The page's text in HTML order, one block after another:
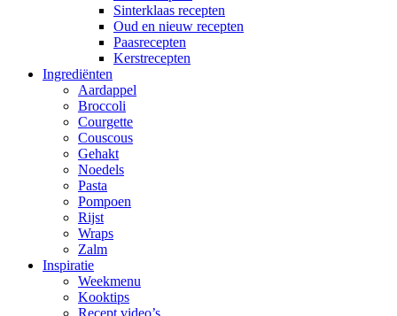
Sinterklaas recepten
Oud en nieuw recepten
Paasrecepten
Kerstrecepten
Ingrediënten
Aardappel
Broccoli
Courgette
Couscous
Gehakt
Noedels
Pasta
Pompoen
Rijst
Wraps
Zalm
Inspiratie
Weekmenu
Kooktips
Recept video’s